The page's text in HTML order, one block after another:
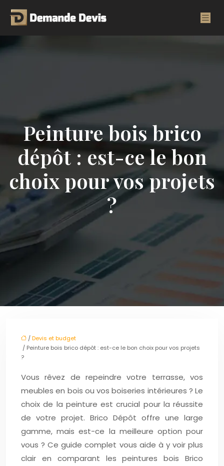
Peinture bois brico
dépôt : est-ce le bon
choix pour vos projets
?
/Devis et budget
/ Peinture bois brico dépôt : est-ce le bon choix pour vos projets
?
Vous rêvez de repeindre votre terrasse, vos
meubles en bois ou vos boiseries intérieures ? Le
choix de la peinture est crucial pour la réussite
de votre projet. Brico Dépôt offre une large
gamme, mais est-ce la meilleure option pour
vous ? Ce guide complet vous aide à y voir plus
clair en comparant les peintures bois Brico